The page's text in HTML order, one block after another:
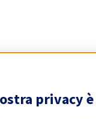
privacy